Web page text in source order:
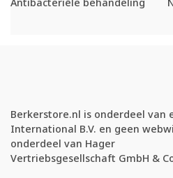
Antibacteriële behandeling
Berkerstore.nl is onderdeel van
International B.V. en geen
onderdeel van Hager
Vertriebsgesellschaft GmbH &